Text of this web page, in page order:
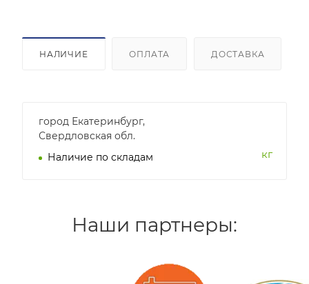
НАЛИЧИЕ ОПЛАТА ДОСТАВКА
город Екатеринбург,
Свердловская обл.
Наличие по складам
кг
Наши партнеры: